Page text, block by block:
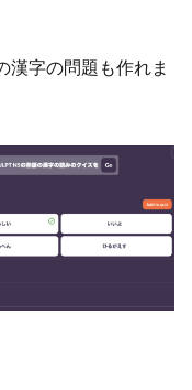
字の問題も作れま